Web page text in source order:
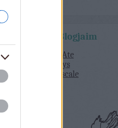
Kedvenc Blogjaim
What Katie Ate
delicious days
Lorraine Pascale